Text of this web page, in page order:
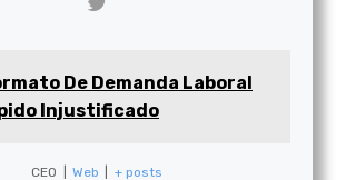
De Demanda Laboral
Injustificado
CEO Web + posts